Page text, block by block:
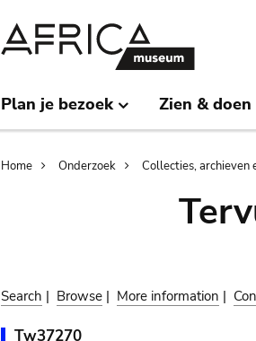
Plan je bezoek Zien & doen
Breadcrumb
Home Onderzoek Collecties, archieven
Search | Browse | More information |
Tw37270